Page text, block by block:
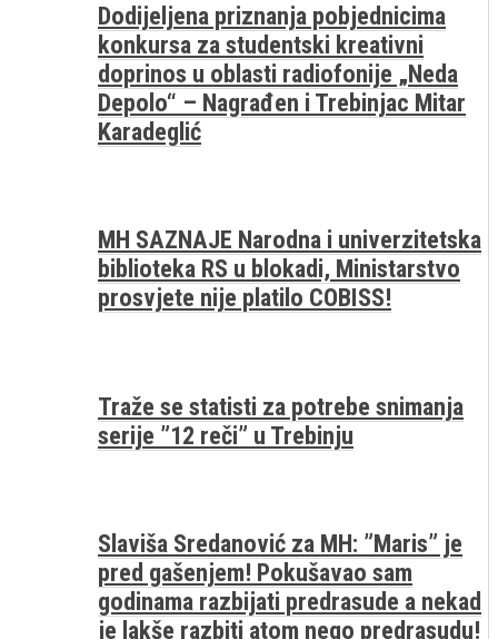
Dodijeljena priznanja pobjednicima
konkursa za studentski kreativni
doprinos u oblasti radiofonije „Neda
Depolo“ – Nagrađen i Trebinjac Mitar
Karadeglić
MH SAZNAJE Narodna i univerzitetska
biblioteka RS u blokadi, Ministarstvo
prosvjete nije platilo COBISS!
Traže se statisti za potrebe snimanja
serije ”12 reči” u Trebinju
Slaviša Sredanović za MH: ”Maris” je
pred gašenjem! Pokušavao sam
godinama razbijati predrasude a nekad
je lakše razbiti atom nego predrasudu!